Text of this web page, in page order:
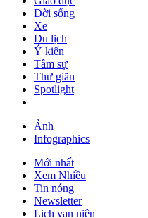
Đời sống
Xe
Du lịch
Ý kiến
Tâm sự
Thư giãn
Spotlight
Ảnh
Infographics
Mới nhất
Xem Nhiều
Tin nóng
Newsletter
Lịch vạn niên